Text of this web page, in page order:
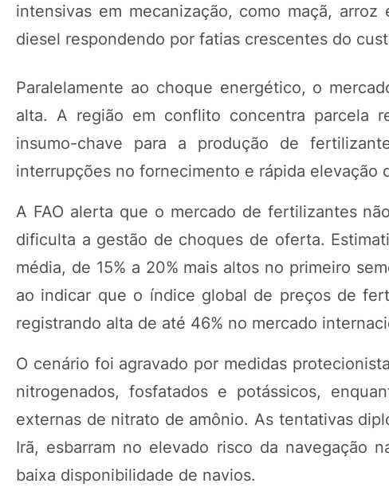
intensivas em mecanização, como maçã,
diesel respondendo por fatias crescentes do
Paralelamente ao choque energético, o
alta. A região em conflito concentra parcela
insumo-chave para a produção de
interrupções no fornecimento e rápida elevação
A FAO alerta que o mercado de fertilizantes
dificulta a gestão de choques de oferta.
média, de 15% a 20% mais altos no primeiro
ao indicar que o índice global de preços de
registrando alta de até 46% no mercado
O cenário foi agravado por medidas
nitrogenados, fosfatados e potássicos,
externas de nitrato de amônio. As tentativas
Irã, esbarram no elevado risco da navegação
baixa disponibilidade de navios.